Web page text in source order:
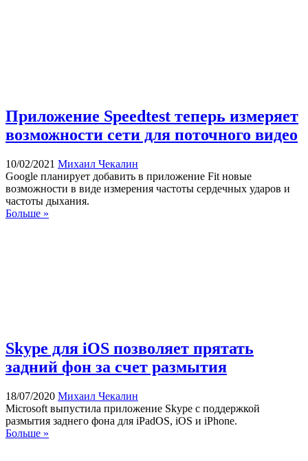
Приложение Speedtest теперь измеряет
возможности сети для поточного видео
10/02/2021 Михаил Чекалин
Google планирует добавить в приложение Fit новые
возможности в виде измерения частоты сердечных ударов и
частоты дыхания.
Больше »
Skype для iOS позволяет прятать
задний фон за счет размытия
18/07/2020 Михаил Чекалин
Microsoft выпустила приложение Skype с поддержкой
размытия заднего фона для iPadOS, iOS и iPhone.
Больше »